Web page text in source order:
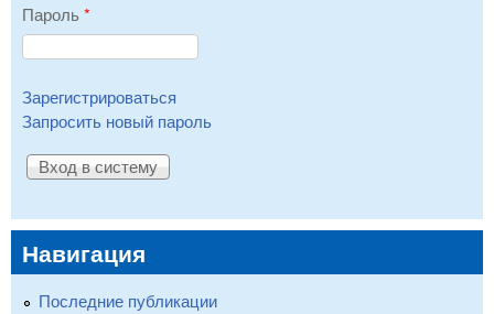
Пароль *
Зарегистрироваться
Запросить новый пароль
Навигация
Последние публикации